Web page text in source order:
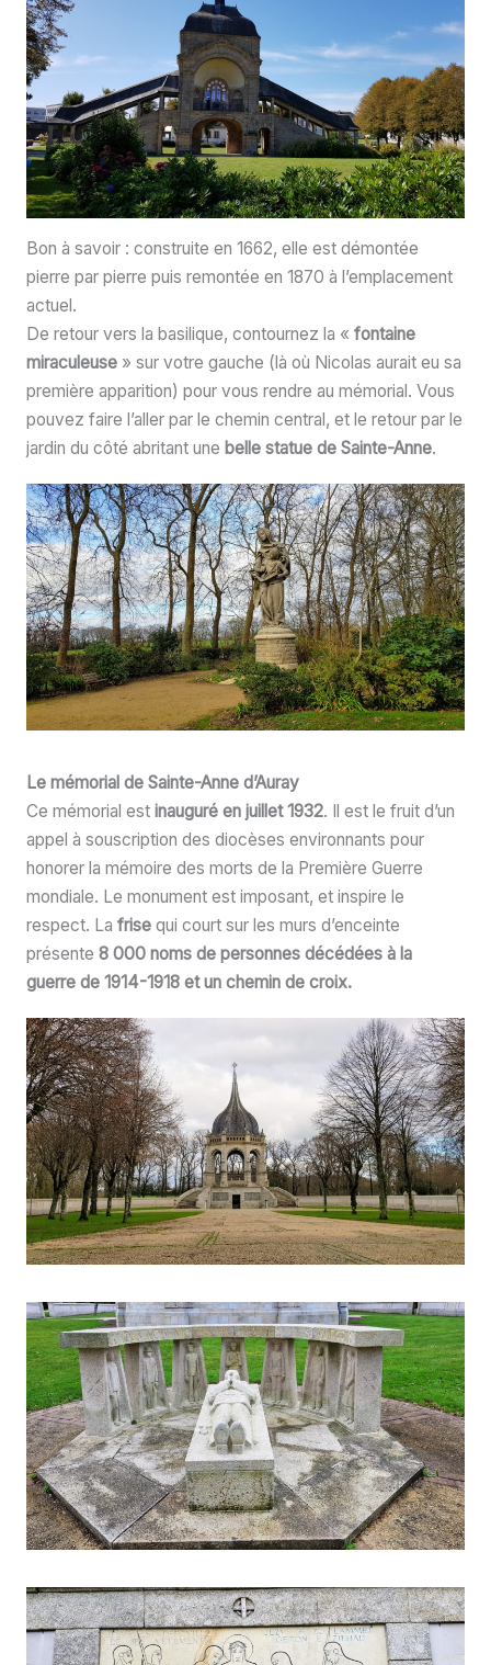
Bon à savoir : construite en 1662, elle est démontée
pierre par pierre puis remontée en 1870 à l’emplacement
actuel.
De retour vers la basilique, contournez la « fontaine
miraculeuse» sur votre gauche (là où Nicolas aurait eu sa
première apparition) pour vous rendre au mémorial. Vous
pouvez faire l’aller par le chemin central, et le retour par le
jardin du côté abritant une belle statue de Sainte-Anne.
Le mémorial de Sainte-Anne d’Auray
Ce mémorial est inauguré en juillet 1932. Il est le fruit d’un
appel à souscription des diocèses environnants pour
honorer la mémoire des morts de la Première Guerre
mondiale. Le monument est imposant, et inspire le
respect. La frise qui court sur les murs d’enceinte
présente 8 000 noms de personnes décédées à la
guerre de 1914-1918 et un chemin de croix.